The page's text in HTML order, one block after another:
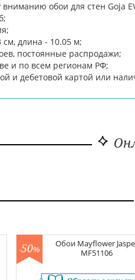
обои для стен Goja
длина - 10.05 м;
постоянные распродажи;
и по всем регионам РФ;
и дебетовой картой или
Обои Mayflower
MF51106
-50%